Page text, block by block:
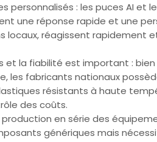
personnalisés : les puces AI et
une réponse rapide et une
locaux, réagissent rapidement
et la fiabilité est important :
les fabricants nationaux
résistants à haute
des coûts.
en série des
génériques mais